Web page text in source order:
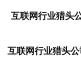
互联网行业猎头
互联网行业猎头